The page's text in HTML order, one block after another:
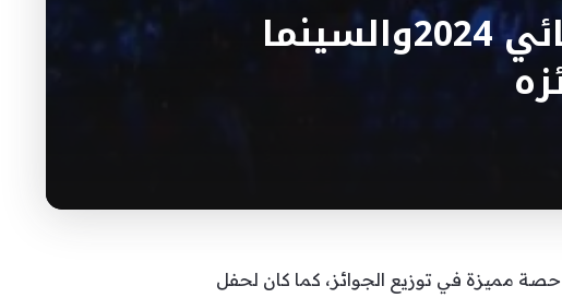
اختتام فعاليات مهرجان الجونة السينمائي 2024والسينما
مميزة في توزيع الجوائز، كما كان لحفل